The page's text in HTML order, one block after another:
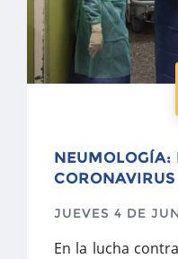
NEUMOLOGÍA:
CORONAVIRUS
JUEVES 4 DE
En la lucha